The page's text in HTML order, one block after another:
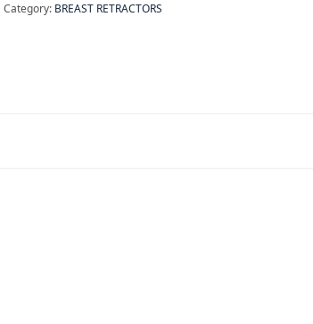
Category: BREAST RETRACTORS